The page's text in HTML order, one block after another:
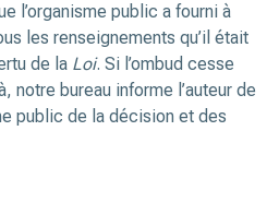
l’organisme public a fourni à
les renseignements qu’il était
de la Loi. Si l’ombud cesse
notre bureau informe l’auteur de
public de la décision et des